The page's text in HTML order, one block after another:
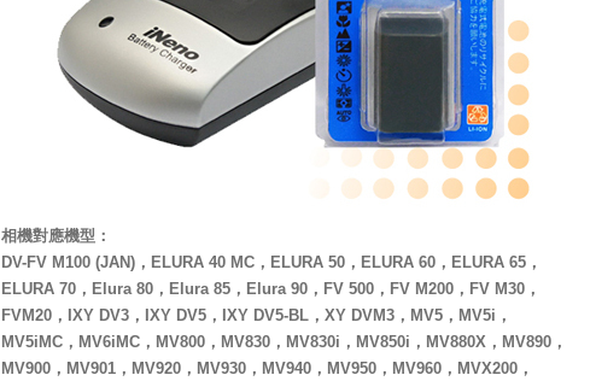
相機對應機型：
DV-FV M100 (JAN)，ELURA 40 MC，ELURA 50，ELURA 60，ELURA 65，
ELURA 70，Elura 80，Elura 85，Elura 90，FV 500，FV M200，FV M30，
FVM20，IXY DV3，IXY DV5，IXY DV5-BL，XY DVM3，MV5，MV5i，
MV5iMC，MV6iMC，MV800，MV830，MV830i，MV850i，MV880X，MV890，
MV900，MV901，MV920，MV930，MV940，MV950，MV960，MVX200，